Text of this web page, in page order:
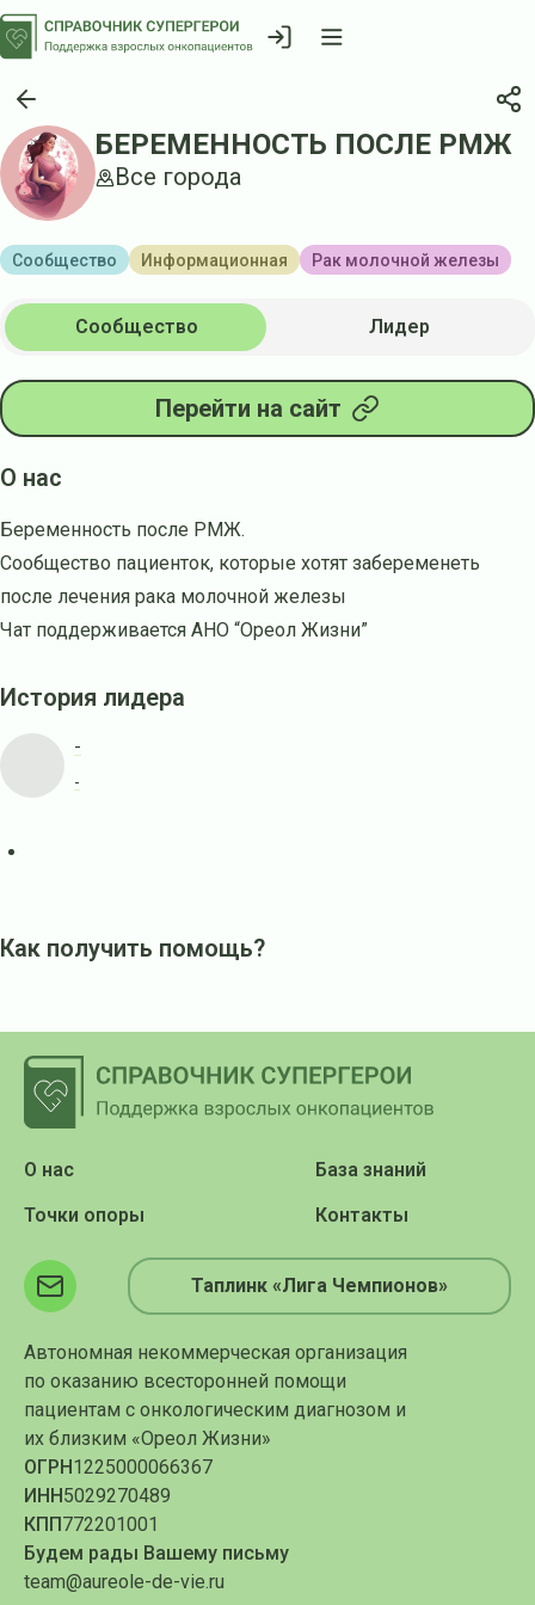
БЕРЕМЕННОСТЬ ПОСЛЕ РМЖ
Все города
Сообщество Информационная Рак молочной железы
Сообщество Лидер
Перейти на сайт
О нас
Беременность после РМЖ.
Сообщество пациенток, которые хотят забеременеть
после лечения рака молочной железы
Чат поддерживается АНО “Ореол Жизни”
История лидера
-
-
Как получить помощь?
Автономная некоммерческая организация
по оказанию всесторонней помощи
пациентам с онкологическим диагнозом и
их близким «Ореол Жизни»
ОГРН1225000066367
ИНН5029270489
КПП772201001
Будем рады Вашему письму
team@aureole-de-vie.ru
О нас
База знаний
Точки опоры
Контакты
Таплинк «Лига Чемпионов»